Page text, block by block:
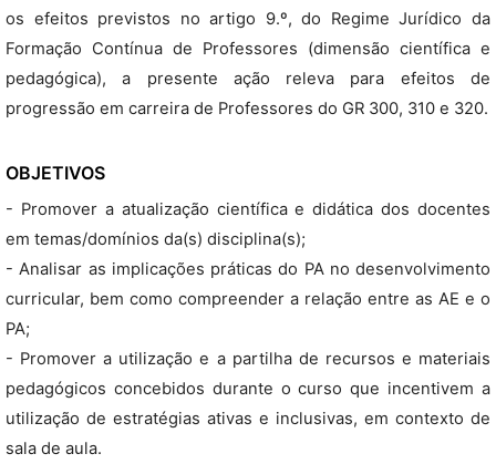
os efeitos previstos no artigo 9.º, do Regime Jurídico da
Formação Contínua de Professores (dimensão científica e
pedagógica), a presente ação releva para efeitos de
progressão em carreira de Professores do GR 300, 310 e 320.
OBJETIVOS
- Promover a atualização científica e didática dos docentes
em temas/domínios da(s) disciplina(s);
- Analisar as implicações práticas do PA no desenvolvimento
curricular, bem como compreender a relação entre as AE e o
PA;
- Promover a utilização e a partilha de recursos e materiais
pedagógicos concebidos durante o curso que incentivem a
utilização de estratégias ativas e inclusivas, em contexto de
sala de aula.